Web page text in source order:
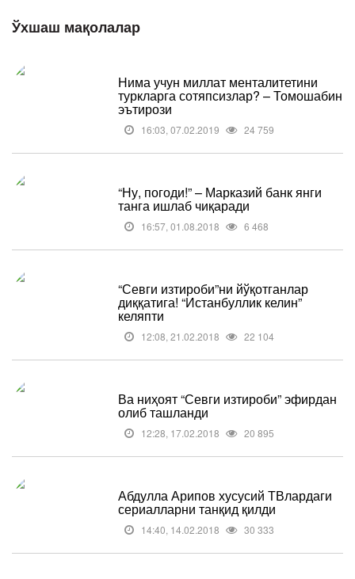
Ўхшаш мақолалар
Нима учун миллат менталитетини
туркларга сотяпсизлар? – Томошабин
эътирози
16:03, 07.02.2019 24 759
“Ну, погоди!” – Марказий банк янги
танга ишлаб чиқаради
16:57, 01.08.2018 6 468
“Севги изтироби”ни йўқотганлар
диққатига! “Истанбуллик келин”
келяпти
12:08, 21.02.2018 22 104
Ва ниҳоят “Севги изтироби” эфирдан
олиб ташланди
12:28, 17.02.2018 20 895
Абдулла Арипов хусусий ТВлардаги
сериалларни танқид қилди
14:40, 14.02.2018 30 333